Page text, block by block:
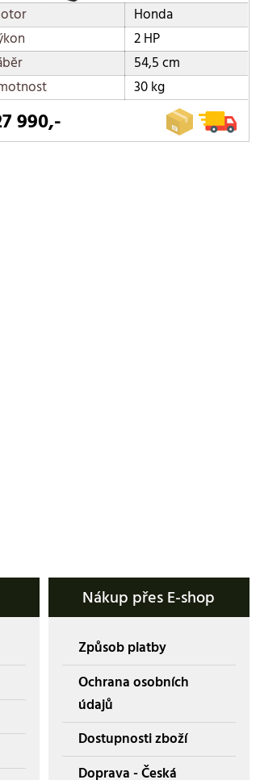
Honda
2 HP
54,5 cm
30 kg
990,-
Nákup přes E-shop
Způsob platby
Ochrana osobních
údajů
Dostupnosti zboží
Doprava - Česká